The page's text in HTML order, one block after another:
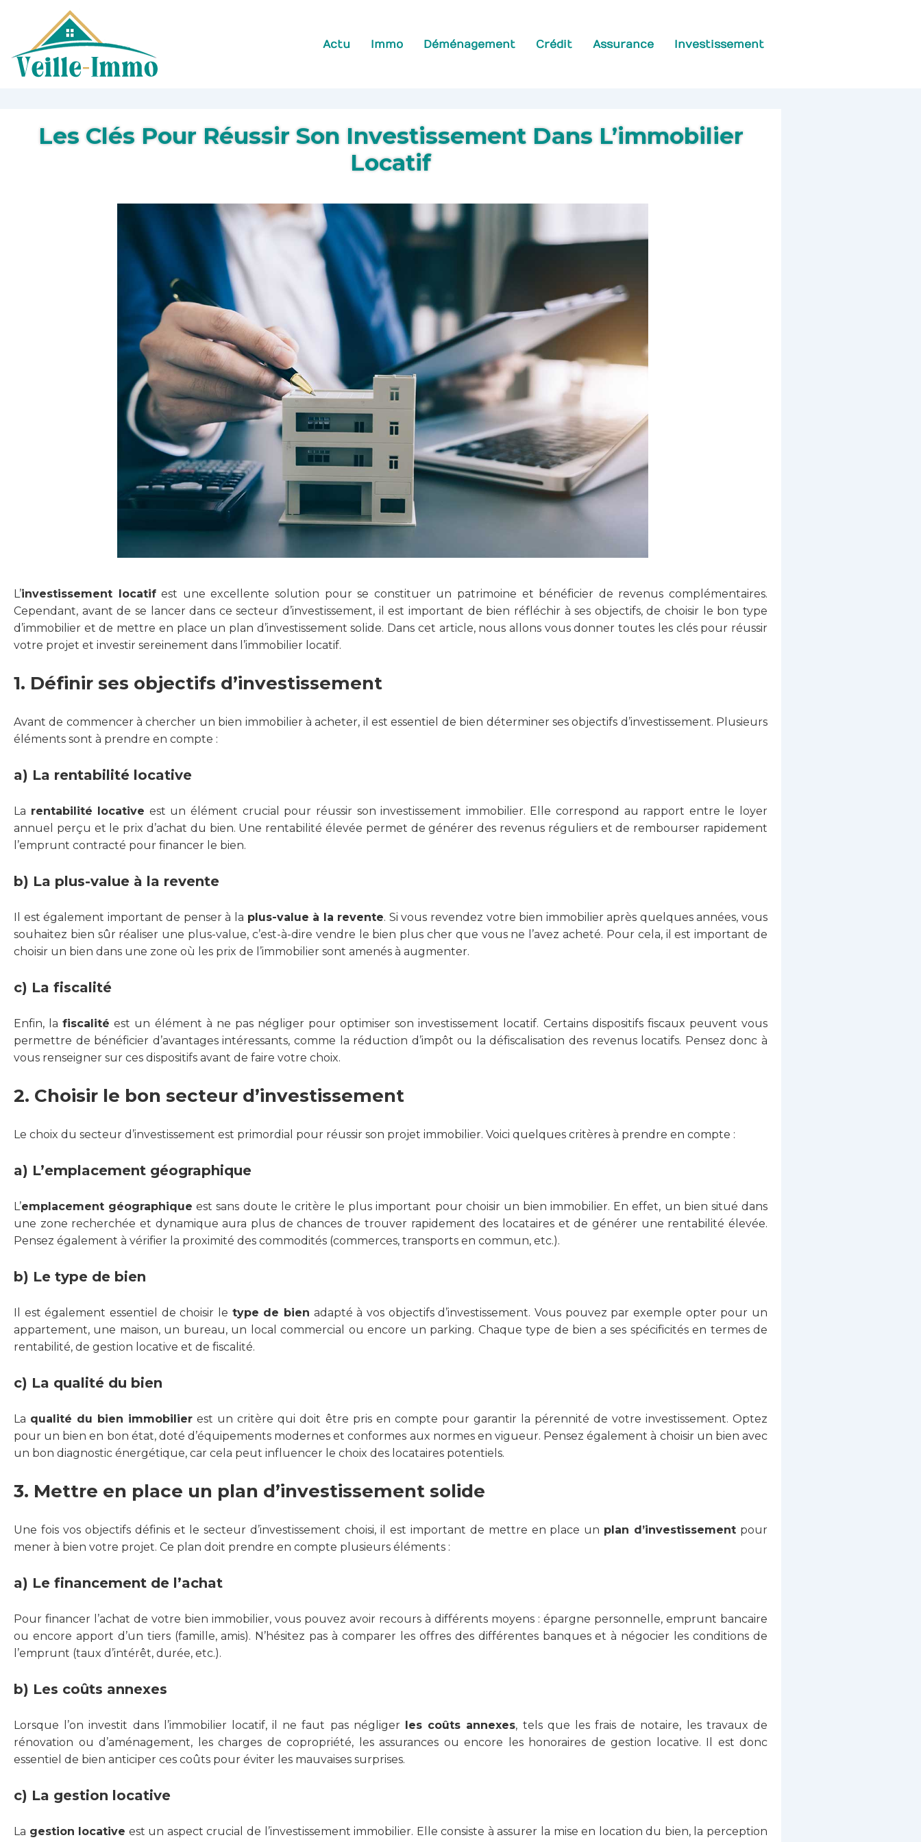
Actu Immo Déménagement Crédit Assurance Investissement
Les Clés Pour Réussir Son Investissement Dans L’immobilier
Locatif
L’investissement locatifest une excellente solution pour se constituer un patrimoine et bénéficier de revenus complémentaires.
Cependant, avant de se lancer dans ce secteur d’investissement, il est important de bien réfléchir à ses objectifs, de choisir le bon type
d’immobilier et de mettre en place un plan d’investissement solide. Dans cet article, nous allons vous donner toutes les clés pour réussir
votre projet et investir sereinement dans l’immobilier locatif.
1. Définir ses objectifs d’investissement
Avant de commencer à chercher un bien immobilier à acheter, il est essentiel de bien déterminer ses objectifs d’investissement. Plusieurs
éléments sont à prendre en compte :
a) La rentabilité locative
La rentabilité locative est un élément crucial pour réussir son investissement immobilier. Elle correspond au rapport entre le loyer
annuel perçu et le prix d’achat du bien. Une rentabilité élevée permet de générer des revenus réguliers et de rembourser rapidement
l’emprunt contracté pour financer le bien.
b) La plus-value à la revente
Il est également important de penser à la plus-value à la revente. Si vous revendez votre bien immobilier après quelques années, vous
souhaitez bien sûr réaliser une plus-value, c’est-à-dire vendre le bien plus cher que vous ne l’avez acheté. Pour cela, il est important de
choisir un bien dans une zone où les prix de l’immobilier sont amenés à augmenter.
c) La fiscalité
Enfin, lafiscalité est un élément à ne pas négliger pour optimiser son investissement locatif. Certains dispositifs fiscaux peuvent vous
permettre de bénéficier d’avantages intéressants, comme la réduction d’impôt ou la défiscalisation des revenus locatifs. Pensez donc à
vous renseigner sur ces dispositifs avant de faire votre choix.
2. Choisir le bon secteur d’investissement
Le choix du secteur d’investissement est primordial pour réussir son projet immobilier. Voici quelques critères à prendre en compte :
a) L’emplacement géographique
L’emplacement géographique est sans doute le critère le plus important pour choisir un bien immobilier. En effet, un bien situé dans
une zone recherchée et dynamique aura plus de chances de trouver rapidement des locataires et de générer une rentabilité élevée.
Pensez également à vérifier la proximité des commodités (commerces, transports en commun, etc.).
b) Le type de bien
Il est également essentiel de choisir le type de bien adapté à vos objectifs d’investissement. Vous pouvez par exemple opter pour un
appartement, une maison, un bureau, un local commercial ou encore un parking. Chaque type de bien a ses spécificités en termes de
rentabilité, de gestion locative et de fiscalité.
c) La qualité du bien
La qualité du bien immobilier est un critère qui doit être pris en compte pour garantir la pérennité de votre investissement. Optez
pour un bien en bon état, doté d’équipements modernes et conformes aux normes en vigueur. Pensez également à choisir un bien avec
un bon diagnostic énergétique, car cela peut influencer le choix des locataires potentiels.
3. Mettre en place un plan d’investissement solide
Une fois vos objectifs définis et le secteur d’investissement choisi, il est important de mettre en place un plan d’investissement pour
mener à bien votre projet. Ce plan doit prendre en compte plusieurs éléments :
a) Le financement de l’achat
Pour financer l’achat de votre bien immobilier, vous pouvez avoir recours à différents moyens : épargne personnelle, emprunt bancaire
ou encore apport d’un tiers (famille, amis). N’hésitez pas à comparer les offres des différentes banques et à négocier les conditions de
l’emprunt (taux d’intérêt, durée, etc.).
b) Les coûts annexes
Lorsque l’on investit dans l’immobilier locatif, il ne faut pas négliger les coûts annexes, tels que les frais de notaire, les travaux de
rénovation ou d’aménagement, les charges de copropriété, les assurances ou encore les honoraires de gestion locative. Il est donc
essentiel de bien anticiper ces coûts pour éviter les mauvaises surprises.
c) La gestion locative
La gestion locative est un aspect crucial de l’investissement immobilier. Elle consiste à assurer la mise en location du bien, la perception